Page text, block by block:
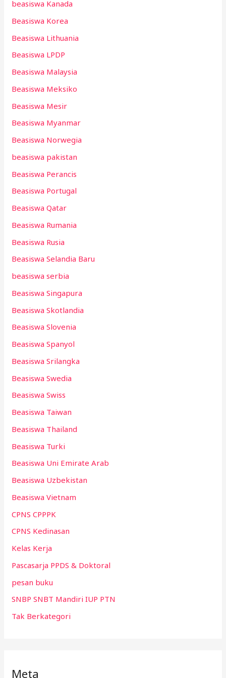
beasiswa Kanada
Beasiswa Korea
Beasiswa Lithuania
Beasiswa LPDP
Beasiswa Malaysia
Beasiswa Meksiko
Beasiswa Mesir
Beasiswa Myanmar
Beasiswa Norwegia
beasiswa pakistan
Beasiswa Perancis
Beasiswa Portugal
Beasiswa Qatar
Beasiswa Rumania
Beasiswa Rusia
Beasiswa Selandia Baru
beasiswa serbia
Beasiswa Singapura
Beasiswa Skotlandia
Beasiswa Slovenia
Beasiswa Spanyol
Beasiswa Srilangka
Beasiswa Swedia
Beasiswa Swiss
Beasiswa Taiwan
Beasiswa Thailand
Beasiswa Turki
Beasiswa Uni Emirate Arab
Beasiswa Uzbekistan
Beasiswa Vietnam
CPNS CPPPK
CPNS Kedinasan
Kelas Kerja
Pascasarja PPDS & Doktoral
pesan buku
SNBP SNBT Mandiri IUP PTN
Tak Berkategori
Meta